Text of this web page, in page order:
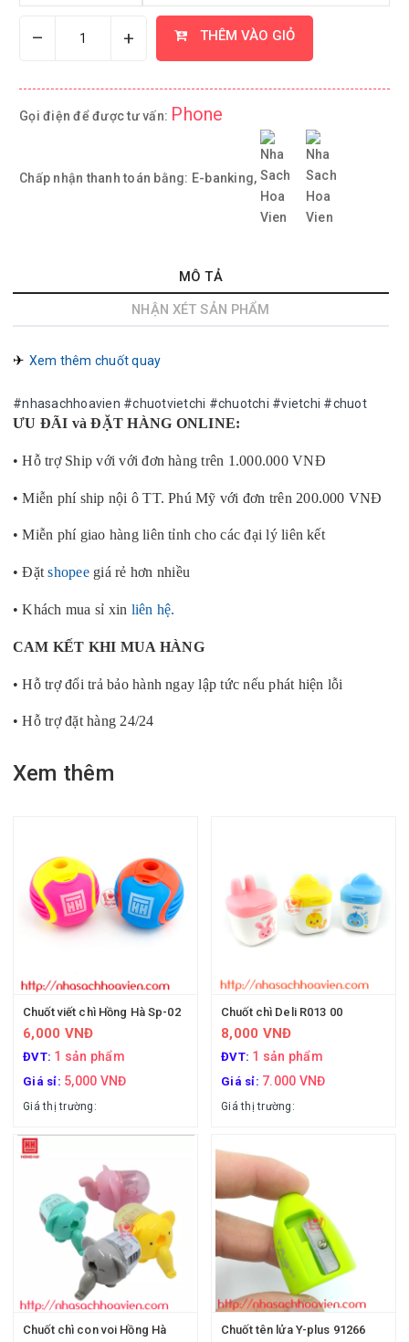
– + THÊM VÀO GIỎ
Gọi điện để được tư vấn: Phone
Chấp nhận thanh toán bằng: E-banking,
MÔ TẢ
NHẬN XÉT SẢN PHẨM
✈︎ Xem thêm chuốt quay
#nhasachhoavien #chuotvietchi #chuotchi #vietchi #chuot
ƯU ĐÃI và ĐẶT HÀNG ONLINE:
• Hỗ trợ Ship với với đơn hàng trên 1.000.000 VNĐ
• Miễn phí ship nội ô TT. Phú Mỹ với đơn trên 200.000 VNĐ
• Miễn phí giao hàng liên tỉnh cho các đại lý liên kết
• Đặtshopeegiá rẻ hơn nhiều
• Khách mua sỉ xin liên hệ.
CAM KẾT KHI MUA HÀNG
• Hỗ trợ đổi trả bảo hành ngay lập tức nếu phát hiện lỗi
• Hỗ trợ đặt hàng 24/24
Xem thêm
Chuốt viết chì Hồng Hà Sp-02
6,000 VNĐ
ĐVT: 1 sản phẩm
Giá sỉ: 5,000 VNĐ
Giá thị trường:
Chuốt chì Deli R013 00
8,000 VNĐ
ĐVT: 1 sản phẩm
Giá sỉ: 7.000 VNĐ
Giá thị trường:
Chuốt chì con voi Hồng Hà Chuốt tên lửa Y-plus 91266